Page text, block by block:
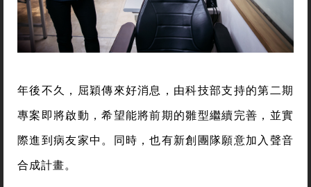
年後不久，屈穎傳來好消息，由科技部支持的第二期
專案即將啟動，希望能將前期的雛型繼續完善，並實
際進到病友家中。同時，也有新創團隊願意加入聲音
合成計畫。